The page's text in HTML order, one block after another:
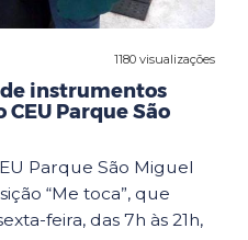
1180 visualizações
instrumentos
Parque São
Parque São Miguel
“Me toca”, que
feira, das 7h às 21h,